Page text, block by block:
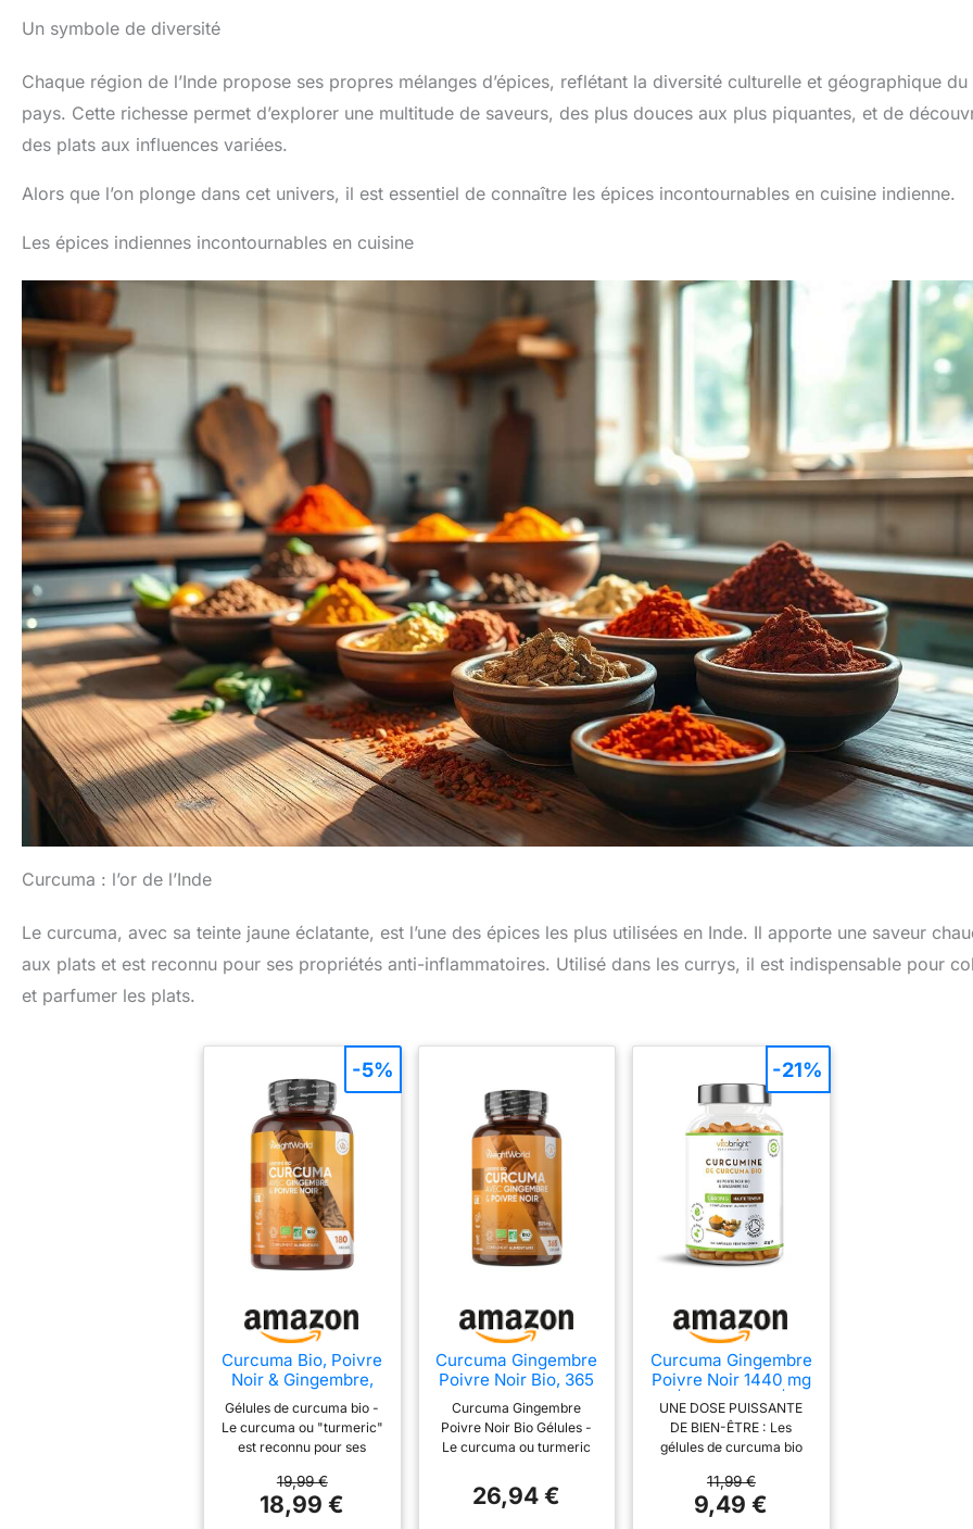
Un symbole de diversité
Chaque région de l’Inde propose ses propres mélanges d’épices, reflétant la diversité culturelle et géographique du
pays. Cette richesse permet d’explorer une multitude de saveurs, des plus douces aux plus piquantes, et de
des plats aux influences variées.
Alors que l’on plonge dans cet univers, il est essentiel de connaître les épices incontournables en cuisine indienne.
Les épices indiennes incontournables en cuisine
Curcuma : l’or de l’Inde
Le curcuma, avec sa teinte jaune éclatante, est l’une des épices les plus utilisées en Inde. Il apporte une saveur
aux plats et est reconnu pour ses propriétés anti-inflammatoires. Utilisé dans les currys, il est indispensable pour
et parfumer les plats.
Curcuma Bio, Poivre
Noir & Gingembre,
180 Gélules Vegan,
Certifié AB
Gélules de curcuma bio -
Le curcuma ou "turmeric"
est reconnu pour ses
et est apprécié dans
l'ayurvéda. Notre flacon
19,99 €
18,99 €
-5%
Curcuma Gingembre
Poivre Noir Bio, 365
Gélules, Turmeric
Curcumin Capsules
Curcuma Gingembre
Poivre Noir Bio Gélules -
Le curcuma ou turmeric
comme épice dans
l'ayurveda. Ces 365
26,94 €
Curcuma Gingembre
Poivre Noir 1440 mg
| 180 Gélules |
Curcuma Bio Poudre
(Curcumine) |
Complément
Alimentaire | Avec
Piperine et
Gingembre |
UNE DOSE PUISSANTE
DE BIEN-ÊTRE : Les
gélules de curcuma bio
mg de curcuma par
portion, enrichies de
11,99 €
9,49 €
-21%